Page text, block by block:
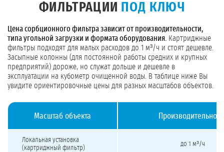
ФИЛЬТРАЦИИ ПОД КЛЮЧ
Цена сорбционного фильтра зависит от производительности,
типа угольной загрузки и формата оборудования. Картриджные
фильтры подходят для малых расходов до 1 м³/ч и стоят дешевле.
Засыпные колонны (для постоянной работы средних и крупных
предприятий) дороже, но служат дольше и дешевле в
эксплуатации на кубометр очищенной воды. В таблице ниже Вы
увидите ориентировочные цены для разных масштабов объектов.
Масштаб объекта
Локальная установка
(картриджный фильтр)
до 1 м³/ч